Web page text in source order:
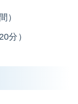
）
分）